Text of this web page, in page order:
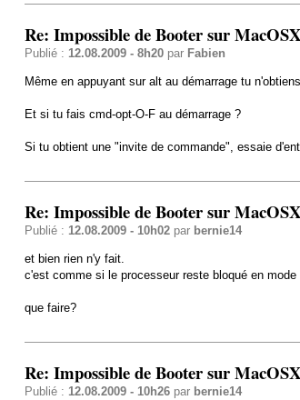
Re: Impossible de Booter sur MacOSX
Publié : 12.08.2009 - 8h20par Fabien
Même en appuyant sur alt au démarrage tu
Et si tu fais cmd-opt-O-F au démarrage ?
Si tu obtient une "invite de commande", essaie
Re: Impossible de Booter sur MacOSX
Publié : 12.08.2009 - 10h02par bernie14
et bien rien n'y fait.
c'est comme si le processeur reste bloqué en
que faire?
Re: Impossible de Booter sur MacOSX
Publié : 12.08.2009 - 10h26par bernie14